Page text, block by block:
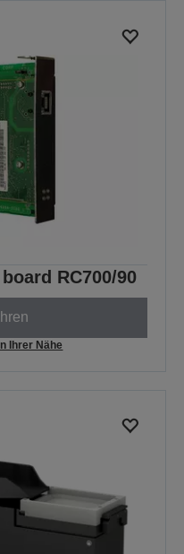
RC700/90
Ihrer Nähe